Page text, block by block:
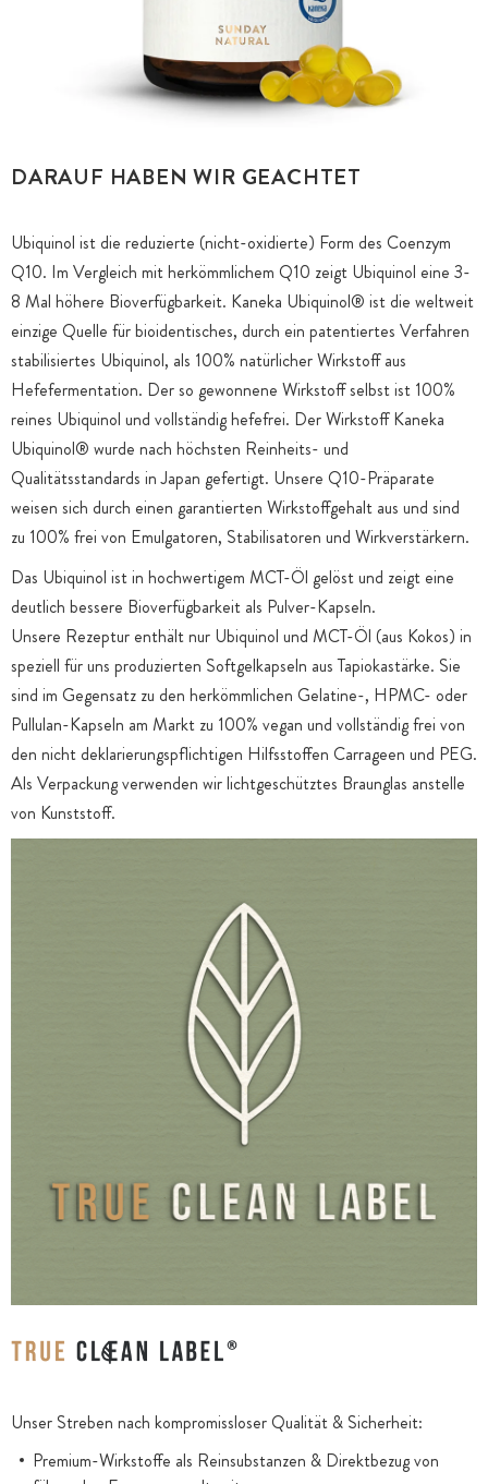
DARAUF HABEN WIR GEACHTET
Ubiquinol ist die reduzierte (nicht-oxidierte) Form des Coenzym
Q10. Im Vergleich mit herkömmlichem Q10 zeigt Ubiquinol eine 3-
8 Mal höhere Bioverfügbarkeit. Kaneka Ubiquinol® ist die weltweit
einzige Quelle für bioidentisches, durch ein patentiertes Verfahren
stabilisiertes Ubiquinol, als 100% natürlicher Wirkstoff aus
Hefefermentation. Der so gewonnene Wirkstoff selbst ist 100%
reines Ubiquinol und vollständig hefefrei. Der Wirkstoff Kaneka
Ubiquinol® wurde nach höchsten Reinheits- und
Qualitätsstandards in Japan gefertigt. Unsere Q10-Präparate
weisen sich durch einen garantierten Wirkstoffgehalt aus und sind
zu 100% frei von Emulgatoren, Stabilisatoren und Wirkverstärkern.
Das Ubiquinol ist in hochwertigem MCT-Öl gelöst und zeigt eine
deutlich bessere Bioverfügbarkeit als Pulver-Kapseln.
Unsere Rezeptur enthält nur Ubiquinol und MCT-Öl (aus Kokos) in
speziell für uns produzierten Softgelkapseln aus Tapiokastärke. Sie
sind im Gegensatz zu den herkömmlichen Gelatine-, HPMC- oder
Pullulan-Kapseln am Markt zu 100% vegan und vollständig frei von
den nicht deklarierungspflichtigen Hilfsstoffen Carrageen und PEG.
Als Verpackung verwenden wir lichtgeschütztes Braunglas anstelle
von Kunststoff.
Unser Streben nach kompromissloser Qualität & Sicherheit:
Premium-Wirkstoffe als Reinsubstanzen & Direktbezug von